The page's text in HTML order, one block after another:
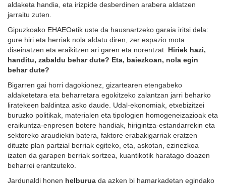
aldaketa handia, eta irizpide desberdinen arabera aldatzen
jarraitu zuten.
Gipuzkoako EHAEOetik uste da hausnartzeko garaia iritsi dela:
gure hiri eta herriak nola aldatu diren, zer espazio mota
diseinatzen eta eraikitzen ari garen eta norentzat. Hiriek hazi,
handitu, zabaldu behar dute? Eta, baiezkoan, nola egin
behar dute?
Bigarren gai horri dagokionez, gizartearen etengabeko
aldaketetara eta beharretara egokitzeko zalantzan jarri beharko
liratekeen baldintza asko daude. Udal-ekonomiak, etxebizitzei
buruzko politikak, materialen eta tipologien homogeneizazioak eta
eraikuntza-enpresen botere handiak, hirigintza-estandarrekin eta
sektoreko araudiekin batera, faktore erabakigarriak eratzen
dituzte plan partzial berriak egiteko, eta, askotan, ezinezkoa
izaten da garapen berriak sortzea, kuantikotik haratago doazen
beharrei erantzuteko.
Jardunaldi honen helburua da azken bi hamarkadetan egindako